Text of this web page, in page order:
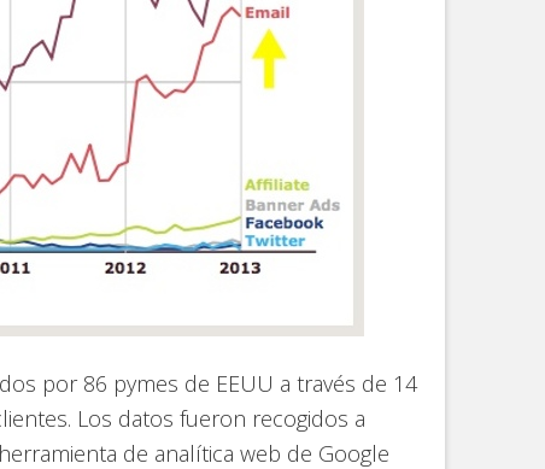
por 86 pymes de EEUU a través de 14
Los datos fueron recogidos a
de analítica web de Google